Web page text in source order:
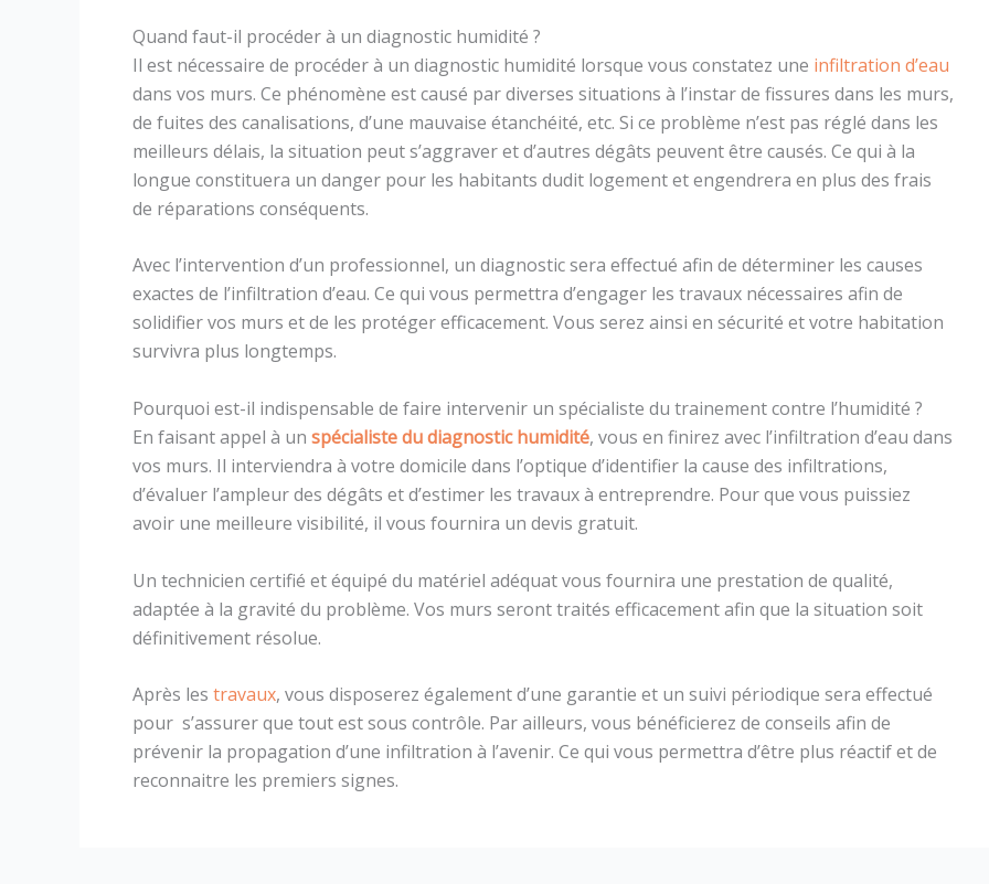
Quand faut-il procéder à un diagnostic humidité ?
Il est nécessaire de procéder à un diagnostic humidité lorsque vous constatez une infiltration d’eau
dans vos murs. Ce phénomène est causé par diverses situations à l’instar de fissures dans les murs,
de fuites des canalisations, d’une mauvaise étanchéité, etc. Si ce problème n’est pas réglé dans les
meilleurs délais, la situation peut s’aggraver et d’autres dégâts peuvent être causés. Ce qui à la
longue constituera un danger pour les habitants dudit logement et engendrera en plus des frais
de réparations conséquents.
Avec l’intervention d’un professionnel, un diagnostic sera effectué afin de déterminer les causes
exactes de l’infiltration d’eau. Ce qui vous permettra d’engager les travaux nécessaires afin de
solidifier vos murs et de les protéger efficacement. Vous serez ainsi en sécurité et votre habitation
survivra plus longtemps.
Pourquoi est-il indispensable de faire intervenir un spécialiste du trainement contre l’humidité ?
En faisant appel à un spécialiste du diagnostic humidité, vous en finirez avec l’infiltration d’eau dans
vos murs. Il interviendra à votre domicile dans l’optique d’identifier la cause des infiltrations,
d’évaluer l’ampleur des dégâts et d’estimer les travaux à entreprendre. Pour que vous puissiez
avoir une meilleure visibilité, il vous fournira un devis gratuit.
Un technicien certifié et équipé du matériel adéquat vous fournira une prestation de qualité,
adaptée à la gravité du problème. Vos murs seront traités efficacement afin que la situation soit
définitivement résolue.
Après les travaux, vous disposerez également d’une garantie et un suivi périodique sera effectué
pour s’assurer que tout est sous contrôle. Par ailleurs, vous bénéficierez de conseils afin de
prévenir la propagation d’une infiltration à l’avenir. Ce qui vous permettra d’être plus réactif et de
reconnaitre les premiers signes.